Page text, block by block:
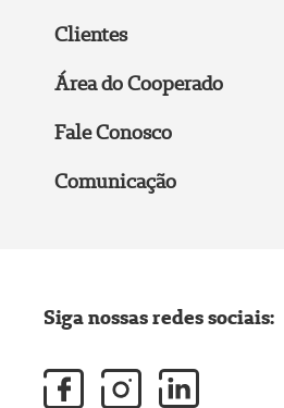
Clientes
Área do Cooperado
Fale Conosco
Comunicação
Siga nossas redes sociais: